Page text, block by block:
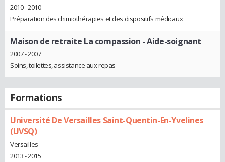
2010 - 2010
Préparation des chimiothérapies et des dispositifs médicaux
Maison de retraite La compassion - Aide-soignant
2007 - 2007
Soins, toilettes, assistance aux repas
Formations
Université De Versailles Saint-Quentin-En-Yvelines
(UVSQ)
Versailles
2013 - 2015